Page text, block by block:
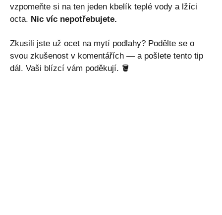
vzpomeňte si na ten jeden kbelík teplé vody a lžíci
octa. Nic víc nepotřebujete.
Zkusili jste už ocet na mytí podlahy? Podělte se o
svou zkušenost v komentářích — a pošlete tento tip
dál. Vaši blízcí vám poděkují. 🪣